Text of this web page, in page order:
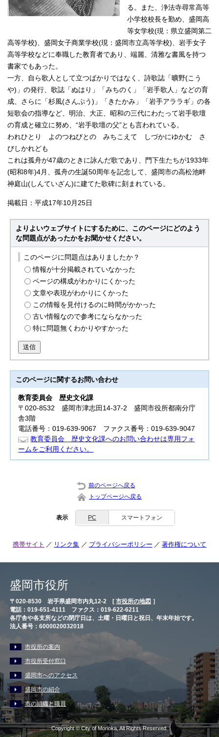
る。また、浄法寺尋常高等
小学校校長を勤め、盛岡高
等女学校(現：県立盛岡第二
高等学校)、盛岡女子商業学校(現：盛岡市立高等学校)、岩手女子
高等学校などに奉職した教育者であり、端麗、清雅な書風を持つ
書家でもあった。
一方、自ら歌人として立つばかりではなく、詩歌誌「曠野(こう
や)」の発行、歌誌「ぬはり」「みちのく」「岩手歌人」などの育
成、さらに「杉風(さんぷう)」「きたかみ」「岩手アララギ」の各
短歌会の指導など、明治、大正、昭和の三代にわたって岩手歌壇
の育成と確立に努め、“岩手歌壇の父”とも言われている。
われひとり よのつねびとの みちこえて しづかにゆかむ さ
びしかれども
これは孤舟が47歳のときに詠んだ歌であり、門下生たちが1933年
(昭和8年)4月、孤舟の生誕50周年を記念して、盛岡市の高松池畔
神庭山(しんていざん)に建てた歌碑に刻まれている。
掲載日：平成17年10月25日
よりよいウェブサイトにするために、このページにどのよう
な問題点があったかをお聞かせください。
このページに問題点はありましたか？
情報が十分掲載されていなかった
ページの構成がわかりにくかった
文章や表現がわかりにくかった
この情報を見付けるのに時間がかかった
古い情報なので参考にならなかった
特に問題無くわかりやすかった
送信
このページに関するお問い合わせ
教育委員会 歴史文化課
〒020-8532 盛岡市津志田14-37-2 盛岡市役所都南分庁
舎3階
電話番号：019-639-9067 ファクス番号：019-639-9047
教育委員会 歴史文化課へのお問い合わせは専用フォ
ームをご利用ください。
前のページへ戻る
トップページへ戻る
表示 PC スマートフォン
携帯サイト リンク集 プライバシーポリシー 著作権について
盛岡市役所
〒020-8530 岩手県盛岡市内丸12-2 [ 市役所の地図 ］
電話：019-651-4111 ファクス：019-622-6211
各庁舎や各支所などの閉庁日は、土曜・日曜日と祝日、年末年始です。
法人番号：6000020032018
市役所の案内
市役所受付窓口
盛岡市へのアクセス
盛岡市の紹介
市の組織と職員
Copyright © City of Morioka, All Rights Reserved.